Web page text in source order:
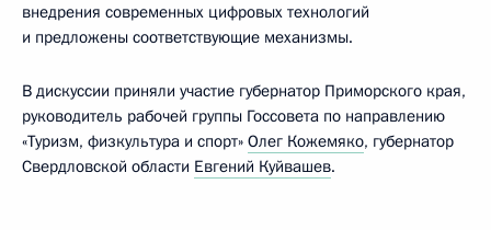
внедрения современных цифровых технологий
и предложены соответствующие механизмы.
В дискуссии приняли участие губернатор Приморского края,
руководитель рабочей группы Госсовета по направлению
«Туризм, физкультура и спорт» Олег Кожемяко, губернатор
Свердловской области Евгений Куйвашев.